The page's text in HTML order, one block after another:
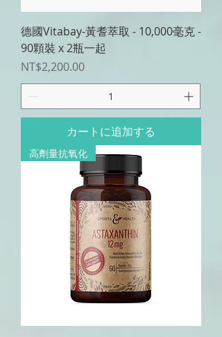
德國Vitabay-黃耆萃取 - 10,000毫克 -
90顆裝 x 2瓶一起
価格
NT$2,200.00
カートに追加する
高劑量抗氧化